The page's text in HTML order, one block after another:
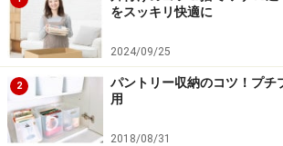
をスッキリ快適に
2024/09/25
2
パントリー収納のコツ！プチ
用
2018/08/31